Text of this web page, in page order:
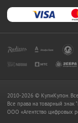
2010-2026 © КупиКупон.
Все права на товарный
OOO «Агентство